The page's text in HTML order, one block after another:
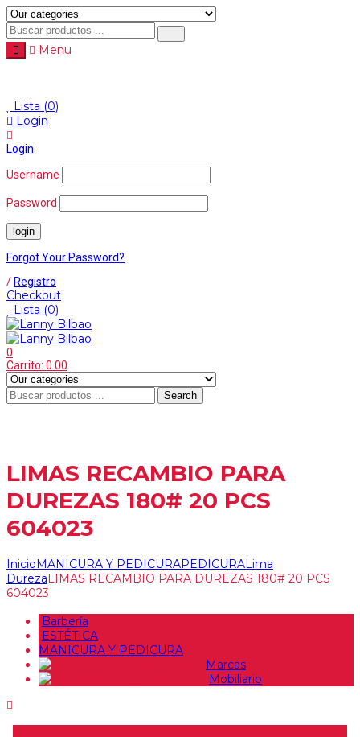
Menu
Lista (0)
Login
Login
Username
Password
Forgot Your Password?
/ Registro
Checkout
Lista (0)
0
Carrito: 0.00
Search
LIMAS RECAMBIO PARA
DUREZAS 180# 20 PCS
604023
InicioMANICURA Y PEDICURAPEDICURALima
DurezaLIMAS RECAMBIO PARA DUREZAS 180# 20 PCS
604023
Barbería
ESTÉTICA
MANICURA Y PEDICURA
Marcas
Mobiliario